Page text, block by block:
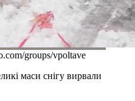
groups/vpoltave
маси снігу вирвали